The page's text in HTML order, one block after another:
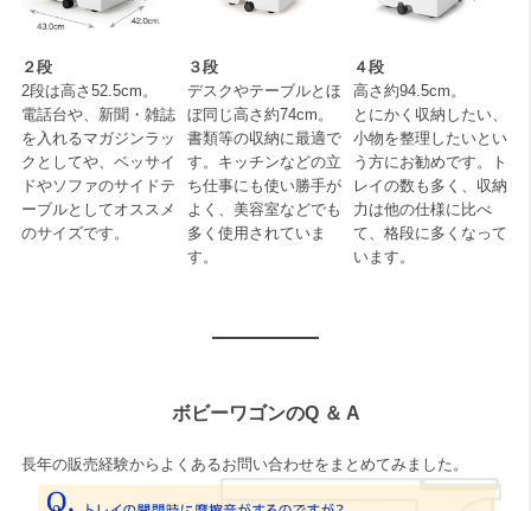
２段
2段は高さ52.5cm。
電話台や、新聞・雑誌
を入れるマガジンラッ
クとしてや、ベッサイ
ドやソファのサイドテ
ーブルとしてオススメ
のサイズです。
３段
デスクやテーブルとほ
ぼ同じ高さ約74cm。
書類等の収納に最適で
す。キッチンなどの立
ち仕事にも使い勝手が
よく、美容室などでも
多く使用されていま
す。
４段
高さ約94.5cm。
とにかく収納したい、
小物を整理したいとい
う方にお勧めです。ト
レイの数も多く、収納
力は他の仕様に比べ
て、格段に多くなって
います。
ボビーワゴンのQ ＆ A
長年の販売経験からよくあるお問い合わせをまとめてみました。